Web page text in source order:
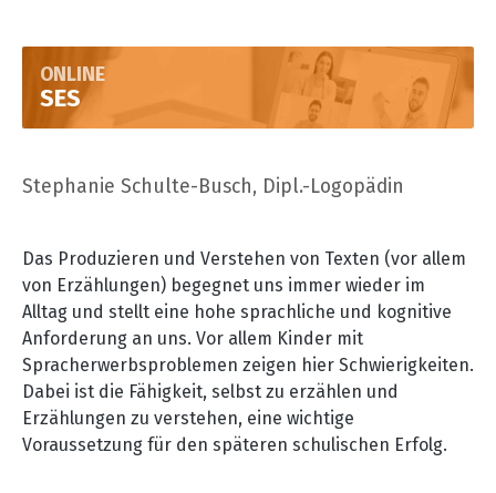
ONLINE
SES
Stephanie Schulte-Busch, Dipl.-Logopädin
Das Produzieren und Verstehen von Texten (vor allem
von Erzählungen) begegnet uns immer wieder im
Alltag und stellt eine hohe sprachliche und kognitive
Anforderung an uns. Vor allem Kinder mit
Spracherwerbsproblemen zeigen hier Schwierigkeiten.
Dabei ist die Fähigkeit, selbst zu erzählen und
Erzählungen zu verstehen, eine wichtige
Voraussetzung für den späteren schulischen Erfolg.